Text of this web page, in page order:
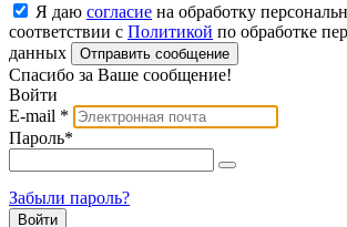
Я даю согласие на обработку
соответствии с Политикой по обработке
данных
Отправить сообщение
Спасибо за Ваше сообщение!
Войти
E-mail *
Пароль*
Забыли пароль?